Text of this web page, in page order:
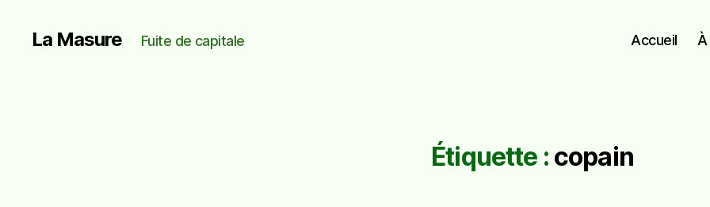
La Masure Fuite de capitale Accueil
Étiquette : copain